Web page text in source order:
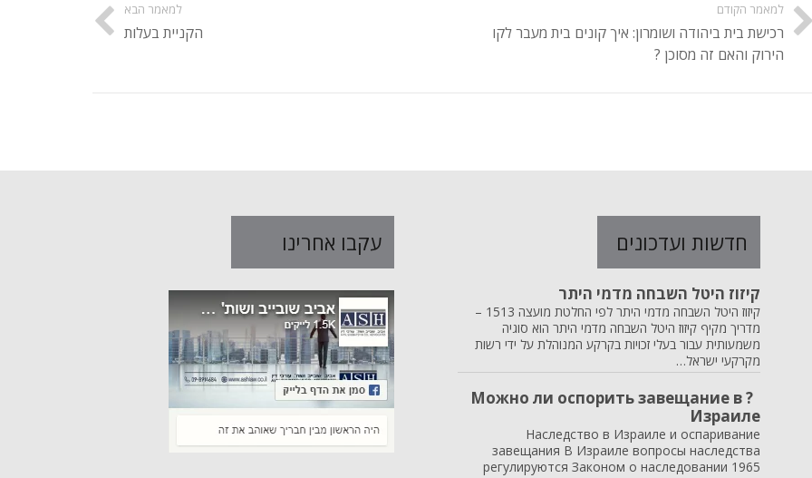
למאמר הקודם
רכישת בית ביהודה ושומרון: איך קונים בית מעבר לקו
הירוק והאם זה מסוכן ?
למאמר הבא
הקניית בעלות
עקבו אחרינו חדשות ועדכונים
קיזוז היטל השבחה מדמי היתר
קיזוז היטל השבחה מדמי היתר לפי החלטת מועצה 1513 –
מדריך מקיף קיזוז היטל השבחה מדמי היתר הוא סוגיה
משמעותית עבור בעלי זכויות בקרקע המנוהלת על ידי רשות
מקרקעי ישראל…
? Можно ли оспорить завещание в
Израиле
Наследство в Израиле и оспаривание
завещания В Израиле вопросы наследства
регулируются Законом о наследовании 1965